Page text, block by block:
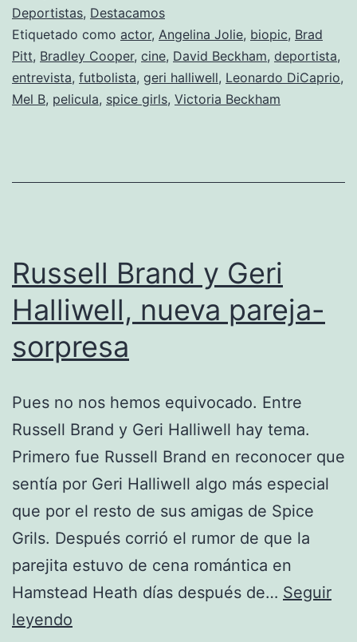
debería
interpretarle
en
Deportistas, Destacamos
Etiquetado como actor, Angelina Jolie, biopic, Brad
Pitt, Bradley Cooper, cine, David Beckham, deportista,
entrevista, futbolista, geri halliwell, Leonardo DiCaprio,
Mel B, pelicula, spice girls, Victoria Beckham
Russell Brand y Geri
Halliwell, nueva pareja-
sorpresa
Pues no nos hemos equivocado. Entre
Russell Brand y Geri Halliwell hay tema.
Primero fue Russell Brand en reconocer que
sentía por Geri Halliwell algo más especial
que por el resto de sus amigas de Spice
Grils. Después corrió el rumor de que la
parejita estuvo de cena romántica en
Hamstead Heath días después de… Seguir
leyendo